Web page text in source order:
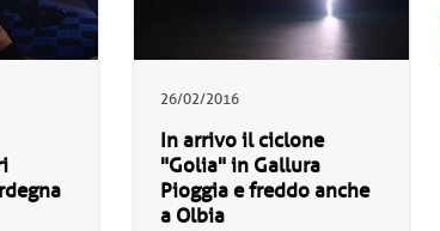
26/02/2016
In arrivo il ciclone
"Golia" in Gallura
Pioggia e freddo anche
a Olbia